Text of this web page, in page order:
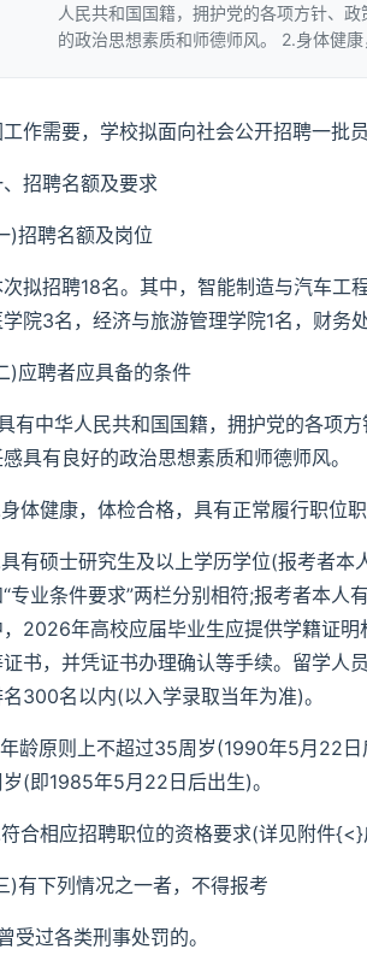
人民共和国国籍，拥护党的各项方针、
的政治思想素质和师德师风。 2.身体健
工作需要，学校拟面向社会公开招聘一批
招聘名额及要求
)招聘名额及岗位
拟招聘18名。其中，智能制造与汽车工
学院3名，经济与旅游管理学院1名，财务
)应聘者应具备的条件
有中华人民共和国国籍，拥护党的各项
具有良好的政治思想素质和师德师风。
体健康，体检合格，具有正常履行职位职
有硕士研究生及以上学历学位(报考者本
专业条件要求”两栏分别相符;报考者本人
，2026年高校应届毕业生应提供学籍证
书，并凭证书办理确认等手续。留学人
300名以内(以入学录取当年为准)。
龄原则上不超过35周岁(1990年5月22
岁(即1985年5月22日后出生)。
合相应招聘职位的资格要求(详见附件
)有下列情况之一者，不得报考
受过各类刑事处罚的。